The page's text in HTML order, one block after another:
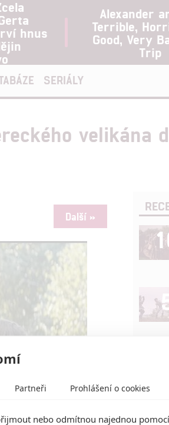
hnus
Alexander
Terrible,
Good, Very
Trip
SERIÁLY
velikána
Další »
Partneři Prohlášení o cookies
nebo odmítnou najednou